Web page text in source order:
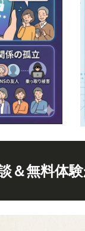
＆無料体